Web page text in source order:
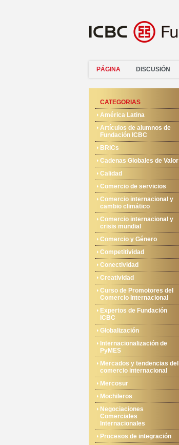
PÁGINA DISCUSIÓN
CATEGORIAS
América Latina
Artículos de alumnos de
Fundación ICBC
BRICs
Cadenas Globales de Valor
Calidad
Comercio de servicios
Comercio internacional y
cambio climático
Comercio internacional y
crisis mundial
Comercio y Género
Competitividad
Conectividad
Creatividad
Curso de Promotores del
Comercio Internacional
Expertos de Fundación
ICBC
Globalización
Internacionalización de
PyMES
Mercados y tendencias del
comercio internacional
Mercosur
Mochileros
Negociaciones
Comerciales
Internacionales
Procesos de integración